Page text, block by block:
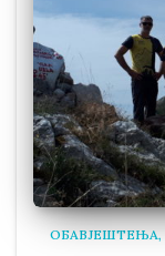
ОБАВЈЕШТЕЊА